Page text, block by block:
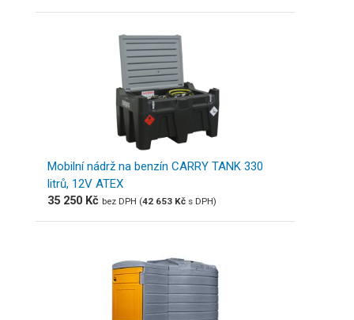
Mobilní nádrž na benzín CARRY TANK 330
litrů, 12V ATEX
35 250 Kč bez DPH (42 653 Kč s DPH)